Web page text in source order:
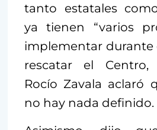
tanto estatales
ya tienen “varios
implementar durante
rescatar el
Rocío Zavala aclaró
no hay nada definido.